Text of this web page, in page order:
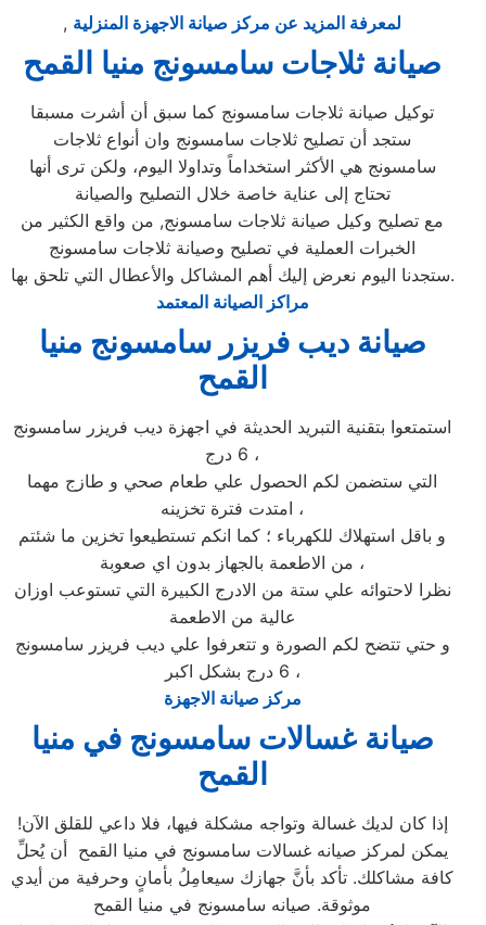
, لمعرفة المزيد عن مركز صيانة الاجهزة المنزلية
صيانة ثلاجات سامسونج منيا القمح
توكيل صيانة ثلاجات سامسونج كما سبق أن أشرت مسبقا
ستجد أن تصليح ثلاجات سامسونج وان أنواع ثلاجات
سامسونج هي الأكثر استخداماً وتداولا اليوم، ولكن ترى أنها
تحتاج إلى عناية خاصة خلال التصليح والصيانة
مع تصليح وكيل صيانة ثلاجات سامسونج, من واقع الكثير من
الخبرات العملية في تصليح وصيانة ثلاجات سامسونج
ستجدنا اليوم نعرض إليك أهم المشاكل والأعطال التي تلحق بها.
مراكز الصيانة المعتمد
صيانة ديب فريزر سامسونج منيا
القمح
استمتعوا بتقنية التبريد الحديثة في اجهزة ديب فريزر سامسونج
6 درج ،
التي ستضمن لكم الحصول علي طعام صحي و طازج مهما
امتدت فترة تخزينه ،
و باقل استهلاك للكهرباء ؛ كما انكم تستطيعوا تخزين ما شئتم
من الاطعمة بالجهاز بدون اي صعوبة ،
نظرا لاحتوائه علي ستة من الادرج الكبيرة التي تستوعب اوزان
عالية من الاطعمة
و حتي تتضح لكم الصورة و تتعرفوا علي ديب فريزر سامسونج
6 درج بشكل اكبر ،
مركز صيانة الاجهزة
صيانة غسالات سامسونج في منيا
القمح
إذا كان لديك غسالة وتواجه مشكلة فيها، فلا داعي للقلق الآن!
يمكن لمركز صيانه غسالات سامسونج في منيا القمح أن يُحلِّ
كافة مشاكلك. تأكد بأنَّ جهازك سيعامِلُ بأمانٍ وحرفية من أيدي
موثوقة. صيانه سامسونج في منيا القمح